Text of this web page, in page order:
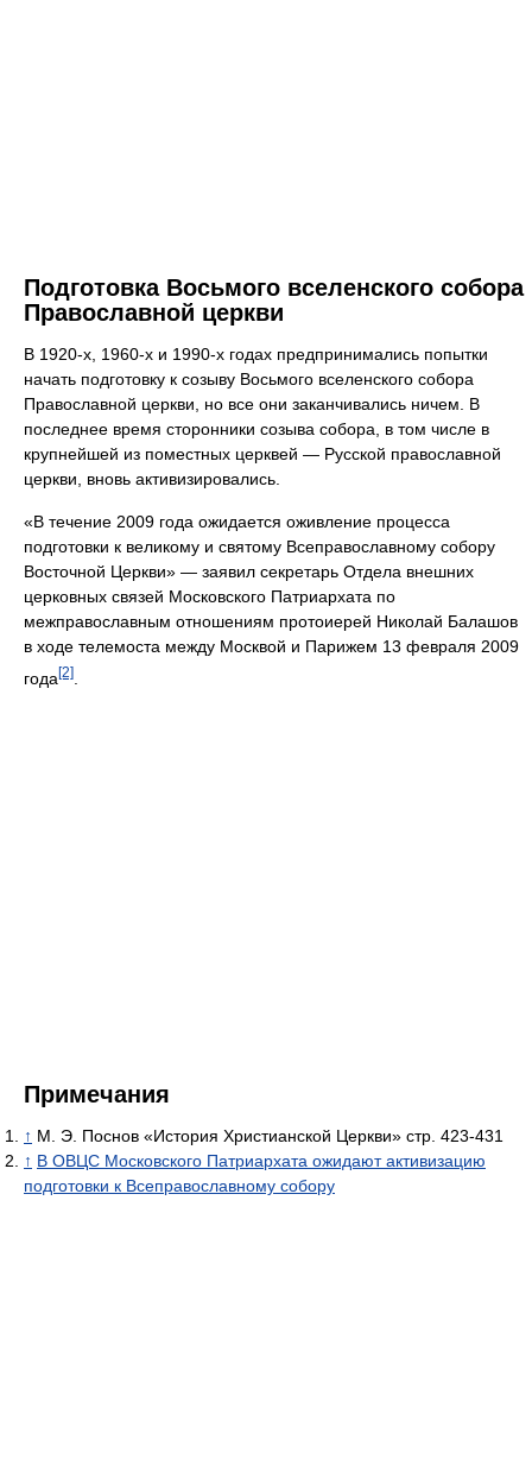
Подготовка Восьмого вселенского собора
Православной церкви
В 1920-х, 1960-х и 1990-х годах предпринимались попытки
начать подготовку к созыву Восьмого вселенского собора
Православной церкви, но все они заканчивались ничем. В
последнее время сторонники созыва собора, в том числе в
крупнейшей из поместных церквей — Русской православной
церкви, вновь активизировались.
«В течение 2009 года ожидается оживление процесса
подготовки к великому и святому Всеправославному собору
Восточной Церкви» — заявил секретарь Отдела внешних
церковных связей Московского Патриархата по
межправославным отношениям протоиерей Николай Балашов
в ходе телемоста между Москвой и Парижем 13 февраля 2009
года[2]
Примечания
↑ М. Э. Поснов «История Христианской Церкви» стр. 423-431
↑ В ОВЦС Московского Патриархата ожидают активизацию
подготовки к Всеправославному собору